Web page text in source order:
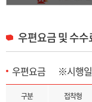
우편요금 및 수수
우편요금 ※시행일
우편요금 및 수수료 목록으로 구분, 접착형, 봉투형, 봉입형 제공
구분 접착형